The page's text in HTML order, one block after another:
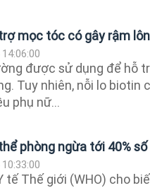
mọc tóc có gây rậm
được sử dụng để hỗ
Tuy nhiên, nỗi lo
phụ nữ...
phòng ngừa tới 40%
tế Thế giới (WHO) cho